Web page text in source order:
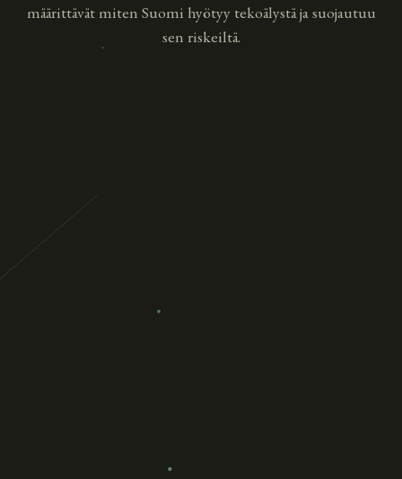
määrittävät miten Suomi hyötyy tekoälystä ja suojautuu
sen riskeiltä.